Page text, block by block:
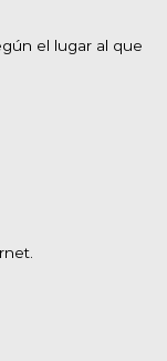
el lugar al que